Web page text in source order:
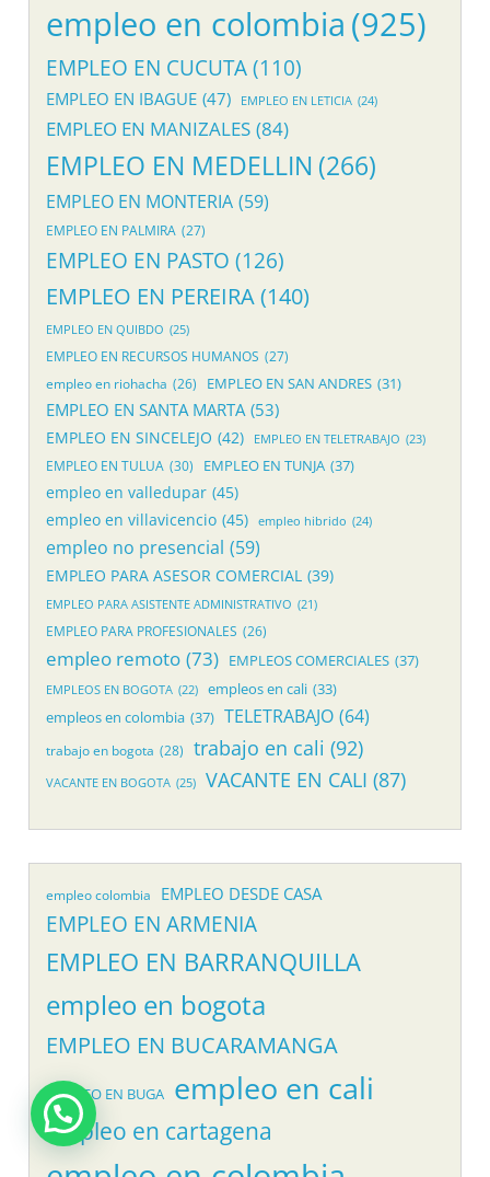
empleo en colombia (925)
EMPLEO EN CUCUTA (110)
EMPLEO EN IBAGUE (47) EMPLEO EN LETICIA (24)
EMPLEO EN MANIZALES (84)
EMPLEO EN MEDELLIN (266)
EMPLEO EN MONTERIA (59)
EMPLEO EN PALMIRA (27)
EMPLEO EN PASTO (126)
EMPLEO EN PEREIRA(140)
EMPLEO EN QUIBDO (25)
EMPLEO EN RECURSOS HUMANOS (27)
empleo en riohacha (26) EMPLEO EN SAN ANDRES (31)
EMPLEO EN SANTA MARTA (53)
EMPLEO EN SINCELEJO (42) EMPLEO EN TELETRABAJO (23)
EMPLEO EN TULUA (30) EMPLEO EN TUNJA (37)
empleo en valledupar (45)
empleo en villavicencio (45) empleo hibrido (24)
empleo no presencial (59)
EMPLEO PARA ASESOR COMERCIAL (39)
EMPLEO PARA ASISTENTE ADMINISTRATIVO (21)
EMPLEO PARA PROFESIONALES (26)
empleo remoto (73) EMPLEOS COMERCIALES (37)
EMPLEOS EN BOGOTA (22) empleos en cali (33)
empleos en colombia (37) TELETRABAJO (64)
trabajo en bogota (28) trabajo en cali (92)
VACANTE EN BOGOTA (25) VACANTE EN CALI (87)
empleo colombia EMPLEO DESDE CASA
EMPLEO EN ARMENIA
EMPLEO EN BARRANQUILLA
empleo en bogota
EMPLEO EN BUCARAMANGA
EMPLEO EN BUGA empleo en cali
empleo en cartagena